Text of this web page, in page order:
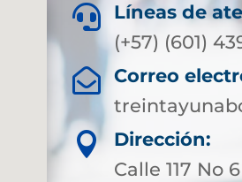

Líneas de
(+57) (601)

Correo

Dirección:
Calle 117 No